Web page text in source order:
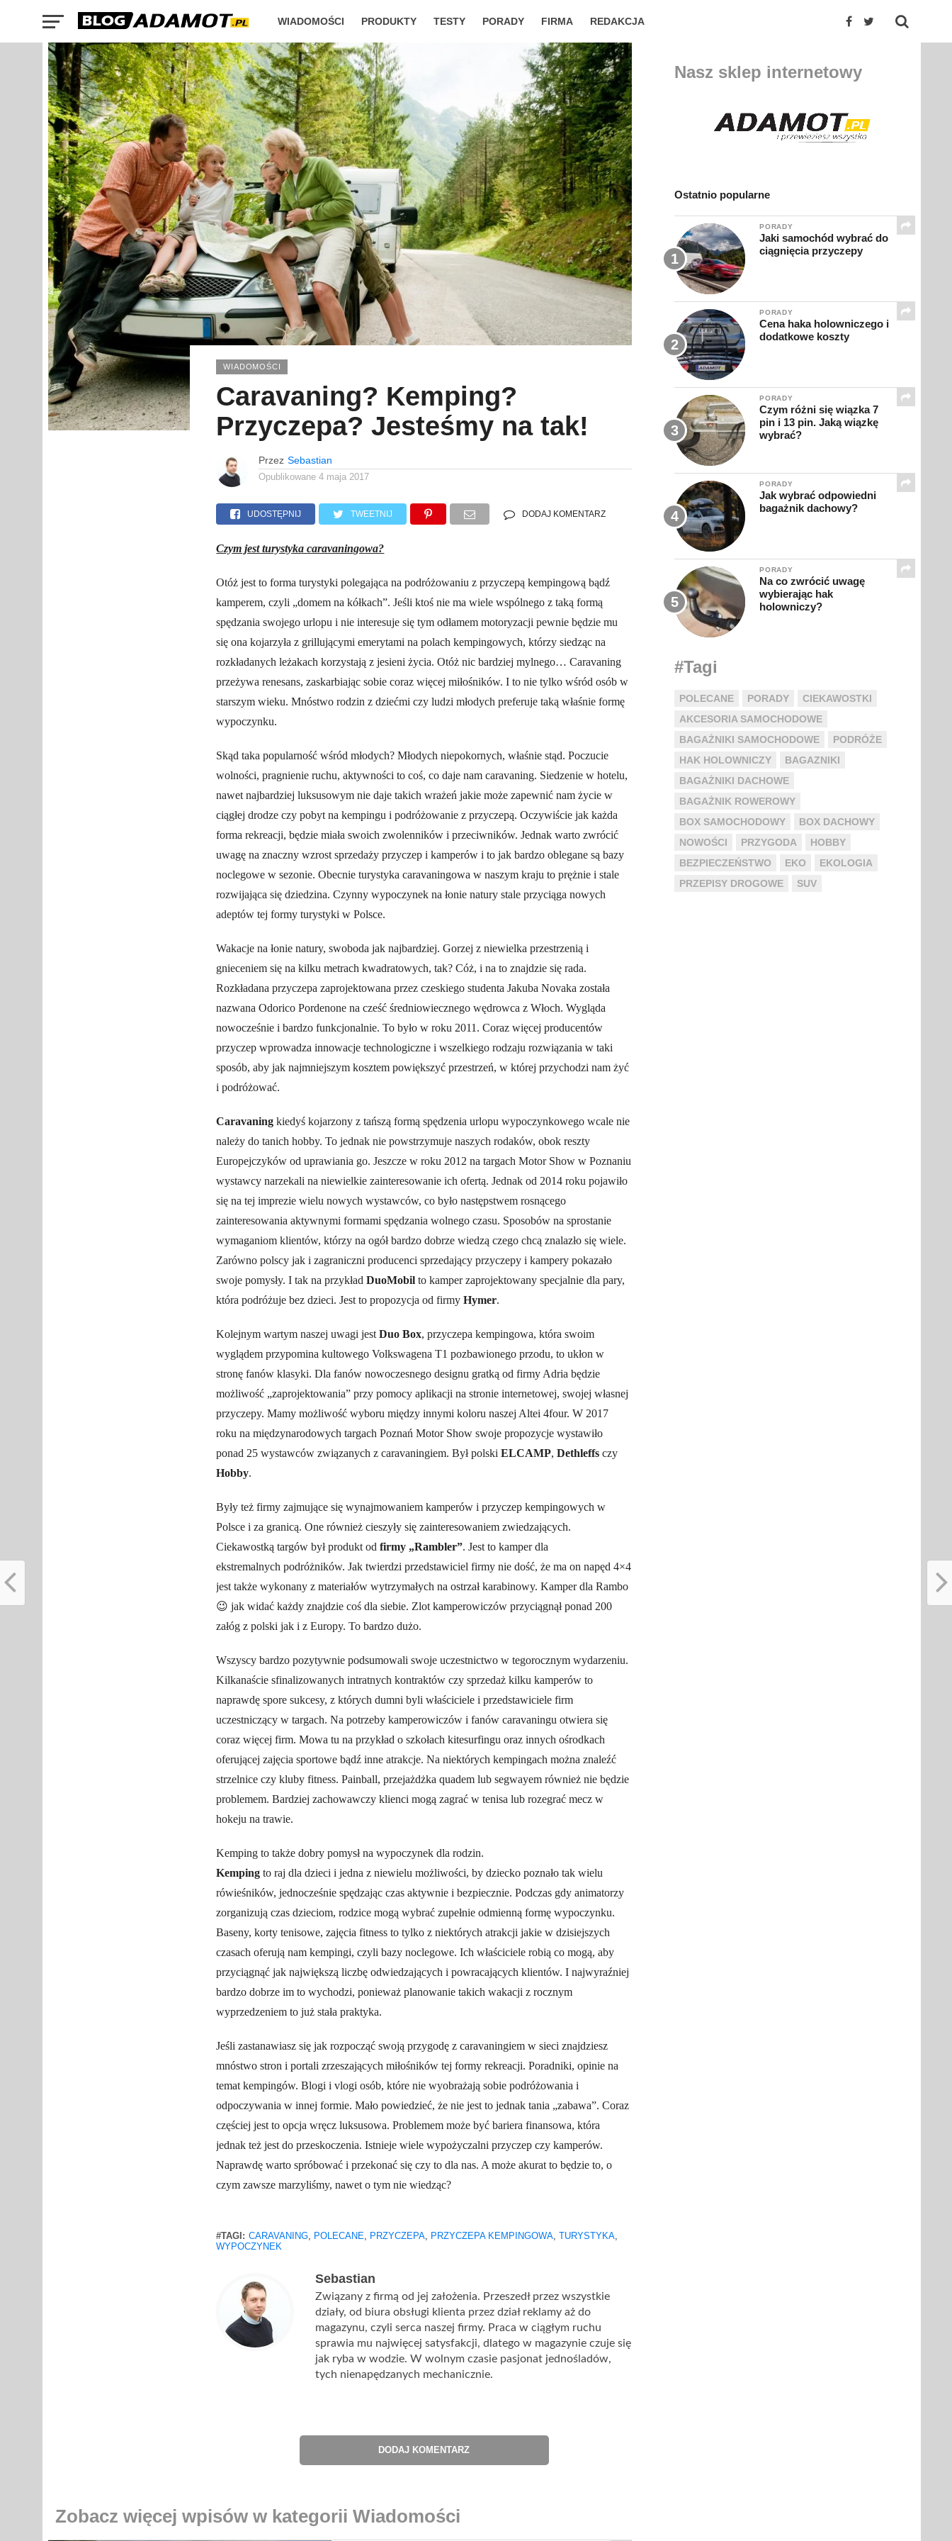
WIADOMOŚCI PRODUKTY TESTY PORADY FIRMA REDAKCJA
WIADOMOŚCI
Caravaning? Kemping?
Przyczepa? Jesteśmy na tak!
Przez Sebastian
Opublikowane 4 maja 2017
UDOSTĘPNIJ TWEETNIJ DODAJ KOMENTARZ
Czym jest turystyka caravaningowa?
Otóż jest to forma turystyki polegająca na podróżowaniu z przyczepą kempingową bądź
kamperem, czyli „domem na kółkach”. Jeśli ktoś nie ma wiele wspólnego z taką formą
spędzania swojego urlopu i nie interesuje się tym odłamem motoryzacji pewnie będzie mu
się ona kojarzyła z grillującymi emerytami na polach kempingowych, którzy siedząc na
rozkładanych leżakach korzystają z jesieni życia. Otóż nic bardziej mylnego… Caravaning
przeżywa renesans, zaskarbiając sobie coraz więcej miłośników. I to nie tylko wśród osób w
starszym wieku. Mnóstwo rodzin z dziećmi czy ludzi młodych preferuje taką właśnie formę
wypoczynku.
Skąd taka popularność wśród młodych? Młodych niepokornych, właśnie stąd. Poczucie
wolności, pragnienie ruchu, aktywności to coś, co daje nam caravaning. Siedzenie w hotelu,
nawet najbardziej luksusowym nie daje takich wrażeń jakie może zapewnić nam życie w
ciągłej drodze czy pobyt na kempingu i podróżowanie z przyczepą. Oczywiście jak każda
forma rekreacji, będzie miała swoich zwolenników i przeciwników. Jednak warto zwrócić
uwagę na znaczny wzrost sprzedaży przyczep i kamperów i to jak bardzo oblegane są bazy
noclegowe w sezonie. Obecnie turystyka caravaningowa w naszym kraju to prężnie i stale
rozwijająca się dziedzina. Czynny wypoczynek na łonie natury stale przyciąga nowych
adeptów tej formy turystyki w Polsce.
Wakacje na łonie natury, swoboda jak najbardziej. Gorzej z niewielka przestrzenią i
gnieceniem się na kilku metrach kwadratowych, tak? Cóż, i na to znajdzie się rada.
Rozkładana przyczepa zaprojektowana przez czeskiego studenta Jakuba Novaka została
nazwana Odorico Pordenone na cześć średniowiecznego wędrowca z Włoch. Wygląda
nowocześnie i bardzo funkcjonalnie. To było w roku 2011. Coraz więcej producentów
przyczep wprowadza innowacje technologiczne i wszelkiego rodzaju rozwiązania w taki
sposób, aby jak najmniejszym kosztem powiększyć przestrzeń, w której przychodzi nam żyć
i podróżować.
Caravaning kiedyś kojarzony z tańszą formą spędzenia urlopu wypoczynkowego wcale nie
należy do tanich hobby. To jednak nie powstrzymuje naszych rodaków, obok reszty
Europejczyków od uprawiania go. Jeszcze w roku 2012 na targach Motor Show w Poznaniu
wystawcy narzekali na niewielkie zainteresowanie ich ofertą. Jednak od 2014 roku pojawiło
się na tej imprezie wielu nowych wystawców, co było następstwem rosnącego
zainteresowania aktywnymi formami spędzania wolnego czasu. Sposobów na sprostanie
wymaganiom klientów, którzy na ogół bardzo dobrze wiedzą czego chcą znalazło się wiele.
Zarówno polscy jak i zagraniczni producenci sprzedający przyczepy i kampery pokazało
swoje pomysły. I tak na przykładDuoMobil to kamper zaprojektowany specjalnie dla pary,
która podróżuje bez dzieci. Jest to propozycja od firmyHymer.
Kolejnym wartym naszej uwagi jestDuo Box, przyczepa kempingowa, która swoim
wyglądem przypomina kultowego Volkswagena T1 pozbawionego przodu, to ukłon w
stronę fanów klasyki. Dla fanów nowoczesnego designu gratką od firmy Adria będzie
możliwość „zaprojektowania” przy pomocy aplikacji na stronie internetowej, swojej własnej
przyczepy. Mamy możliwość wyboru między innymi koloru naszej Altei 4four. W 2017
roku na międzynarodowych targach Poznań Motor Show swoje propozycje wystawiło
ponad 25 wystawców związanych z caravaningiem. Był polskiELCAMP,Dethleffs czy
Hobby.
Były też firmy zajmujące się wynajmowaniem kamperów i przyczep kempingowych w
Polsce i za granicą. One również cieszyły się zainteresowaniem zwiedzających.
Ciekawostką targów był produkt od firmy „Rambler”. Jest to kamper dla
ekstremalnych podróżników. Jak twierdzi przedstawiciel firmy nie dość, że ma on napęd 4×4
jest także wykonany z materiałów wytrzymałych na ostrzał karabinowy. Kamper dla Rambo
😉 jak widać każdy znajdzie coś dla siebie. Zlot kamperowiczów przyciągnął ponad 200
załóg z polski jak i z Europy. To bardzo dużo.
Wszyscy bardzo pozytywnie podsumowali swoje uczestnictwo w tegorocznym wydarzeniu.
Kilkanaście sfinalizowanych intratnych kontraktów czy sprzedaż kilku kamperów to
naprawdę spore sukcesy, z których dumni byli właściciele i przedstawiciele firm
uczestniczący w targach. Na potrzeby kamperowiczów i fanów caravaningu otwiera się
coraz więcej firm. Mowa tu na przykład o szkołach kitesurfingu oraz innych ośrodkach
oferującej zajęcia sportowe bądź inne atrakcje. Na niektórych kempingach można znaleźć
strzelnice czy kluby fitness. Painball, przejażdżka quadem lub segwayem również nie będzie
problemem. Bardziej zachowawczy klienci mogą zagrać w tenisa lub rozegrać mecz w
hokeju na trawie.
Kemping to także dobry pomysł na wypoczynek dla rodzin.
Kemping to raj dla dzieci i jedna z niewielu możliwości, by dziecko poznało tak wielu
rówieśników, jednocześnie spędzając czas aktywnie i bezpiecznie. Podczas gdy animatorzy
zorganizują czas dzieciom, rodzice mogą wybrać zupełnie odmienną formę wypoczynku.
Baseny, korty tenisowe, zajęcia fitness to tylko z niektórych atrakcji jakie w dzisiejszych
czasach oferują nam kempingi, czyli bazy noclegowe. Ich właściciele robią co mogą, aby
przyciągnąć jak największą liczbę odwiedzających i powracających klientów. I najwyraźniej
bardzo dobrze im to wychodzi, ponieważ planowanie takich wakacji z rocznym
wyprzedzeniem to już stała praktyka.
Jeśli zastanawiasz się jak rozpocząć swoją przygodę z caravaningiem w sieci znajdziesz
mnóstwo stron i portali zrzeszających miłośników tej formy rekreacji. Poradniki, opinie na
temat kempingów. Blogi i vlogi osób, które nie wyobrażają sobie podróżowania i
odpoczywania w innej formie. Mało powiedzieć, że nie jest to jednak tania „zabawa”. Coraz
częściej jest to opcja wręcz luksusowa. Problemem może być bariera finansowa, która
jednak też jest do przeskoczenia. Istnieje wiele wypożyczalni przyczep czy kamperów.
Naprawdę warto spróbować i przekonać się czy to dla nas. A może akurat to będzie to, o
czym zawsze marzyliśmy, nawet o tym nie wiedząc?
#TAGI: CARAVANING, POLECANE, PRZYCZEPA, PRZYCZEPA KEMPINGOWA,TURYSTYKA,
WYPOCZYNEK
Sebastian
Związany z firmą od jej założenia. Przeszedł przez wszystkie
działy, od biura obsługi klienta przez dział reklamy aż do
magazynu, czyli serca naszej firmy. Praca w ciągłym ruchu
sprawia mu najwięcej satysfakcji, dlatego w magazynie czuje się
jak ryba w wodzie. W wolnym czasie pasjonat jednośladów,
tych nienapędzanych mechanicznie.
DODAJ KOMENTARZ
Zobacz więcej wpisów w kategorii Wiadomości
Nasz sklep internetowy
Ostatnio popularne
PORADY
Jaki samochód wybrać do
ciągnięcia przyczepy
PORADY
Cena haka holowniczego i
dodatkowe koszty
PORADY
Czym różni się wiązka 7
pin i 13 pin. Jaką wiązkę
wybrać?
PORADY
Jak wybrać odpowiedni
bagażnik dachowy?
PORADY
Na co zwrócić uwagę
wybierając hak
holowniczy?
#Tagi
POLECANE PORADY
CIEKAWOSTKI
AKCESORIA SAMOCHODOWE
BAGAŻNIKI SAMOCHODOWE
PODRÓŻE
HAK HOLOWNICZY
BAGAZNIKI
BAGAŻNIKI DACHOWE
BAGAŻNIK ROWEROWY
BOX SAMOCHODOWY
BOX DACHOWY
NOWOŚCI
PRZYGODA
HOBBY
BEZPIECZEŃSTWO
EKO
EKOLOGIA
PRZEPISY DROGOWE
SUV